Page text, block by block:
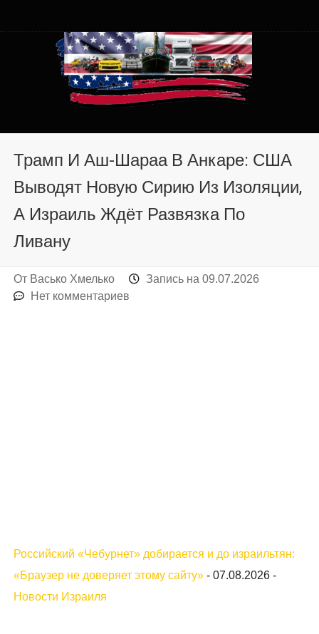
Хмельницком от auto.km.ua
Трамп И Аш-Шараа В Анкаре: США
Выводят Новую Сирию Из Изоляции,
А Израиль Ждёт Развязка По
Ливану
От Васько Хмелько Запись на09.07.2026
Нет комментариев
Российский «Чебурнет» добирается и до израильтян:
«Браузер не доверяет этому сайту» -07.08.2026 -
Новости Израиля